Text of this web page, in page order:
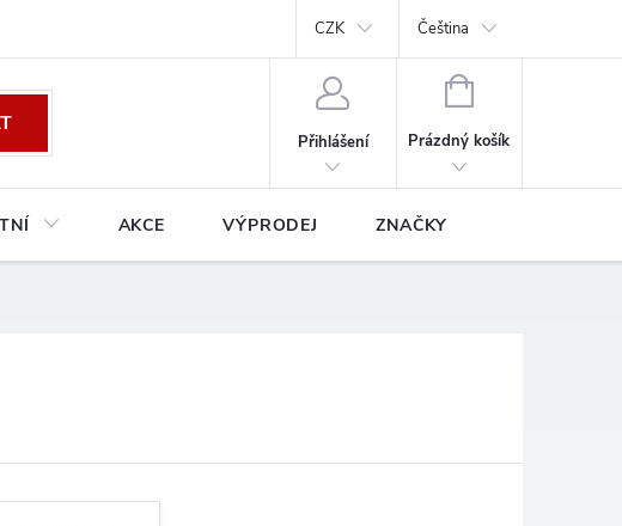
Podmínky ochrany osobních údajů Prodávané značky
CZK Čeština
Přihlášení
NÁKUPNÍ
Prázdný košík
AKCE VÝPRODEJ ZNAČKY